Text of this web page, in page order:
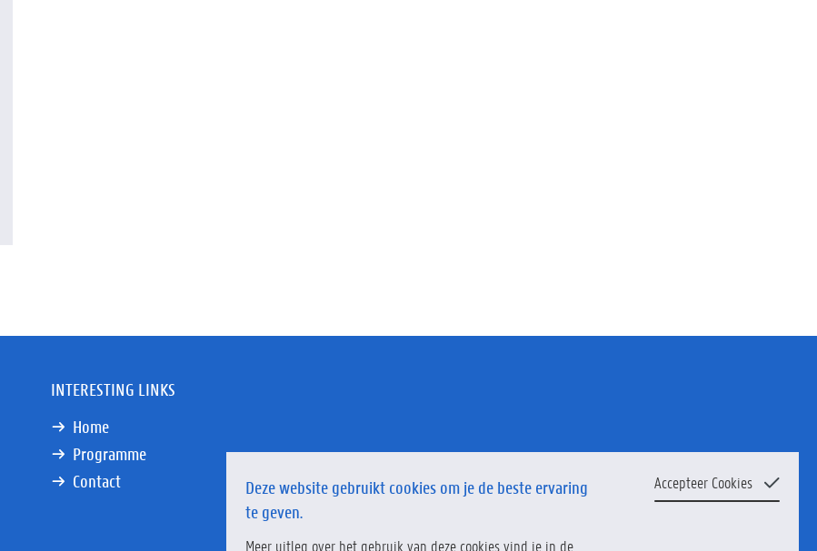
INTERESTING LINKS
Home
Programme
Contact
Deze website gebruikt cookies om je de beste ervaring
te geven.
Meer uitleg over het gebruik van deze cookies vind je in de
Accepteer Cookies